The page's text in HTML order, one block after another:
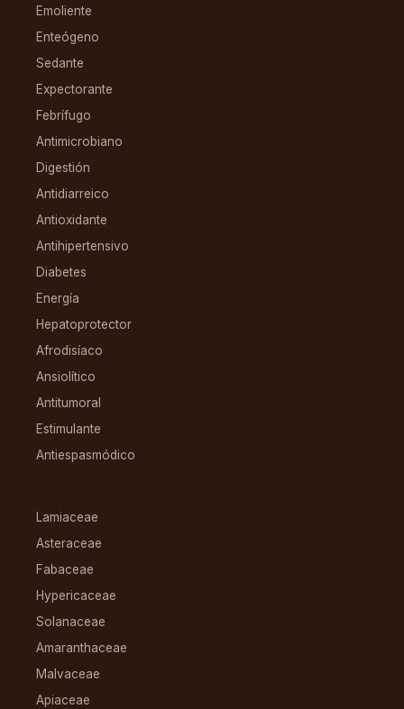
Emoliente
Enteógeno
Sedante
Expectorante
Febrífugo
Antimicrobiano
Digestión
Antidiarreico
Antioxidante
Antihipertensivo
Diabetes
Energía
Hepatoprotector
Afrodisíaco
Ansiolítico
Antitumoral
Estimulante
Antiespasmódico
Lamiaceae
Asteraceae
Fabaceae
Hypericaceae
Solanaceae
Amaranthaceae
Malvaceae
Apiaceae